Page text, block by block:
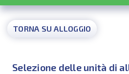
TORNA SU ALLOGGIO
Selezione delle unità di